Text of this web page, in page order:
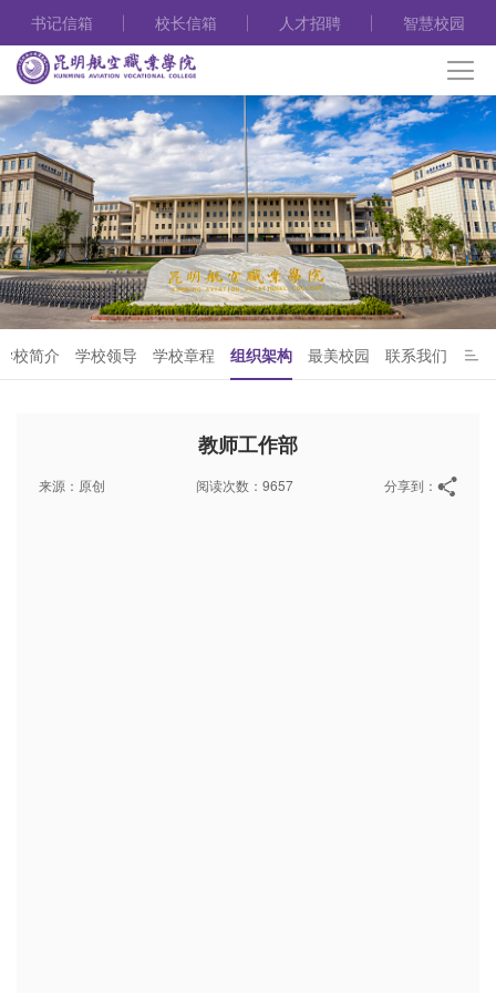
书记信箱 校长信箱 人才招聘 智慧校园
校简介 学校领导 学校章程 组织架构 最美校园 联系我们
教师工作部
来源：原创 阅读次数：9657 分享到：